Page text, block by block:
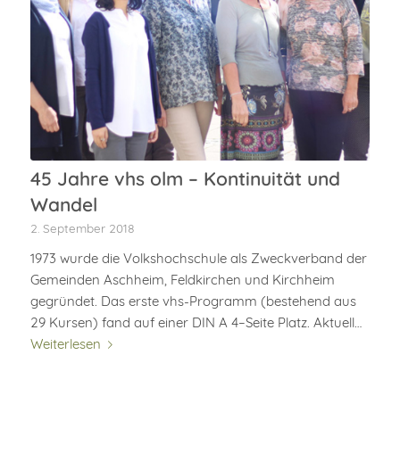
45 Jahre vhs olm – Kontinuität und
Wandel
2. September 2018
1973 wurde die Volkshochschule als Zweckverband der
Gemeinden Aschheim, Feldkirchen und Kirchheim
gegründet. Das erste vhs-Programm (bestehend aus
29 Kursen) fand auf einer DIN A 4–Seite Platz. Aktuell…
Weiterlesen